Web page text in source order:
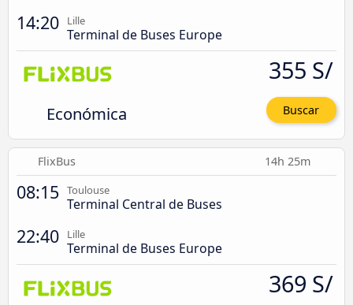
14:20 Lille
Terminal de Buses Europe
Económica
355 S/
Buscar
FlixBus 14h 25m
08:15 Toulouse
Terminal Central de Buses
22:40 Lille
Terminal de Buses Europe
369 S/